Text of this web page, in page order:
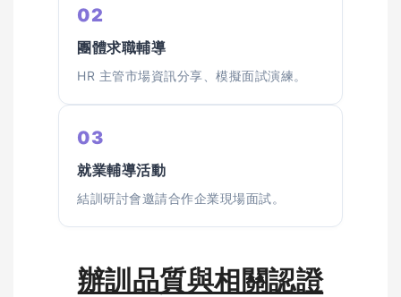
02
團體求職輔導
HR 主管市場資訊分享、模擬面試演練。
03
就業輔導活動
結訓研討會邀請合作企業現場面試。
辦訓品質與相關認證